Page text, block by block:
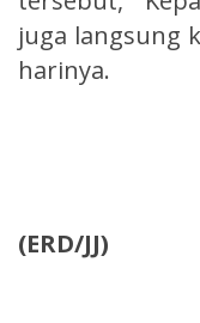
juga langsung
harinya.
(ERD/JJ)